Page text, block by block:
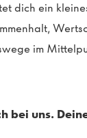
dich ein
im
bei uns.